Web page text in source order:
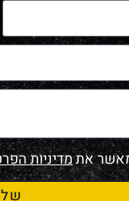
מאשר אתמדיניות